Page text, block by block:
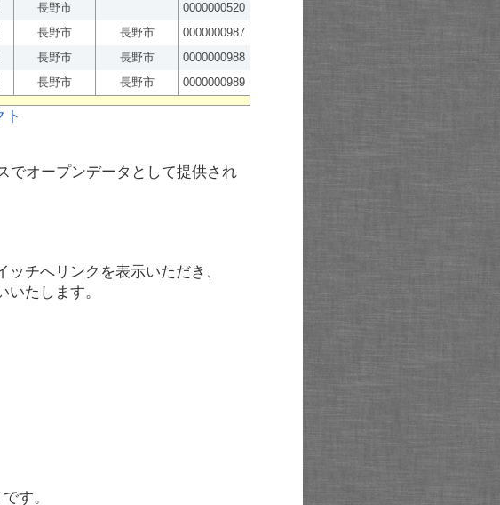
長野市
0000000520
長野市 長野市
0000000987
長野市 長野市
0000000988
長野市 長野市 0000000989
でオープンデータとして提供され
チへリンクを表示いただき、
たします。
す。